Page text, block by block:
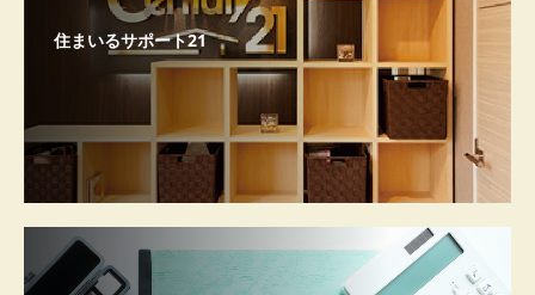
住まいるサポート21